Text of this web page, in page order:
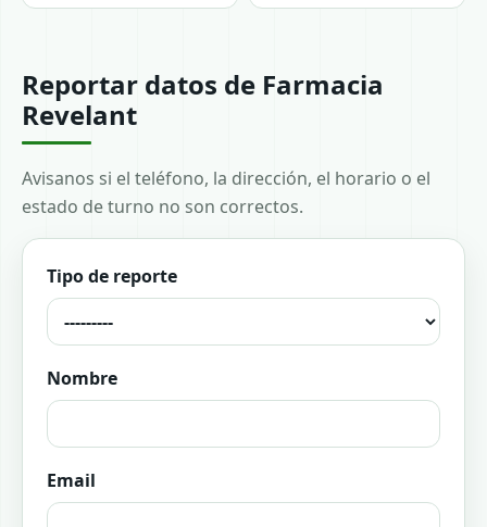
Reportar datos de Farmacia
Revelant
Avisanos si el teléfono, la dirección, el horario o el
estado de turno no son correctos.
Tipo de reporte
Nombre
Email